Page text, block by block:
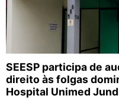
SEESP participa de
direito às folgas
Hospital Unimed